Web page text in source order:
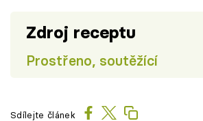
Zdroj receptu
Prostřeno, soutěžící
Sdílejte článek